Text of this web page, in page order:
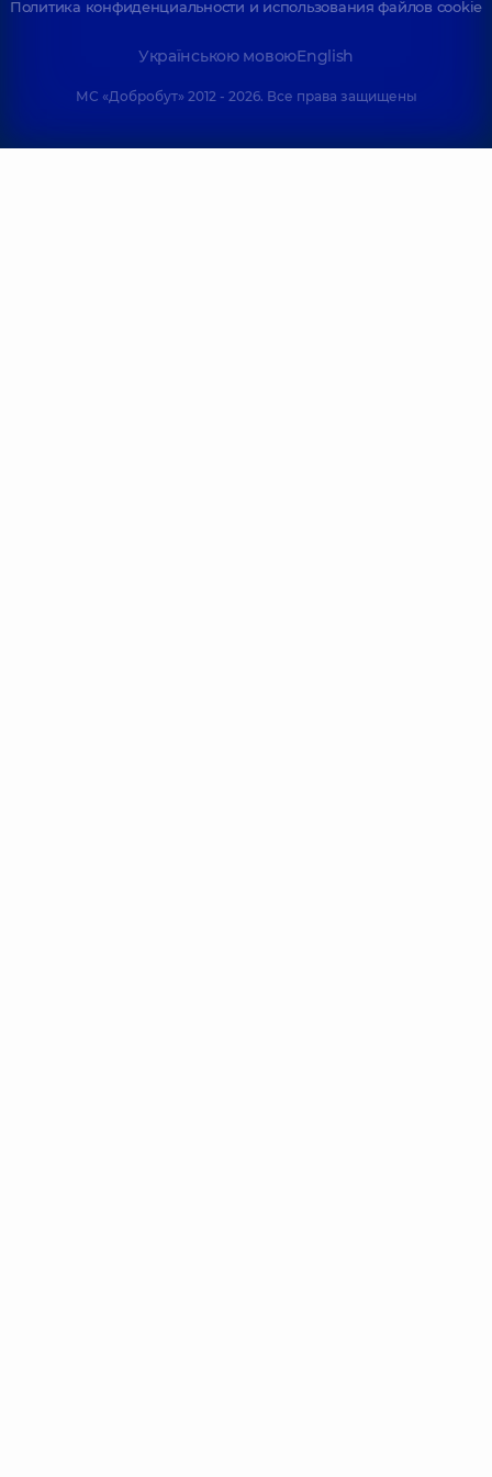
детский, 8 лет
Отоларинголог,2
Политика конфиденциальности и использования файлов cookie
Українською мовоюEnglish
МС «Добробут» 2012 - 2026. Все права защищены